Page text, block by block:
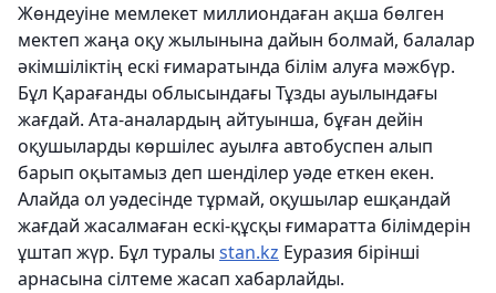
Жөндеуіне мемлекет миллиондаған ақша бөлген
мектеп жаңа оқу жылынына дайын болмай, балалар
әкімшіліктің ескі ғимаратында білім алуға мәжбүр.
Бұл Қарағанды облысындағы Тұзды ауылындағы
жағдай. Ата-аналардың айтуынша, бұған дейін
оқушыларды көршілес ауылға автобуспен алып
барып оқытамыз деп шенділер уәде еткен екен.
Алайда ол уәдесінде тұрмай, оқушылар ешқандай
жағдай жасалмаған ескі-құсқы ғимаратта білімдерін
ұштап жүр. Бұл туралы stan.kz Еуразия бірінші
арнасына сілтеме жасап хабарлайды.